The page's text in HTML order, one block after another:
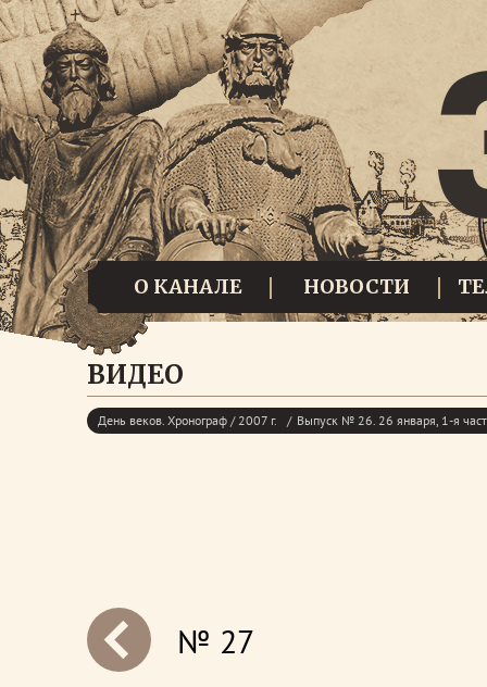
О КАНАЛЕ НОВОСТИ
ВИДЕО
День веков. Хронограф / 2007 г. Выпуск № 26. 26 января, 1-я
№ 27